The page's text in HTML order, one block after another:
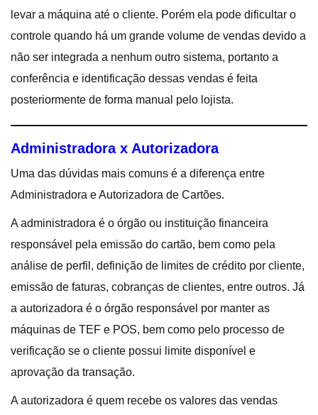
levar a máquina até o cliente. Porém ela pode dificultar o
controle quando há um grande volume de vendas devido a
não ser integrada a nenhum outro sistema, portanto a
conferência e identificação dessas vendas é feita
posteriormente de forma manual pelo lojista.
Administradora x Autorizadora
Uma das dúvidas mais comuns é a diferença entre
Administradora e Autorizadora de Cartões.
A administradora é o órgão ou instituição financeira
responsável pela emissão do cartão, bem como pela
análise de perfil, definição de limites de crédito por cliente,
emissão de faturas, cobranças de clientes, entre outros. Já
a autorizadora é o órgão responsável por manter as
máquinas de TEF e POS, bem como pelo processo de
verificação se o cliente possui limite disponível e
aprovação da transação.
A autorizadora é quem recebe os valores das vendas